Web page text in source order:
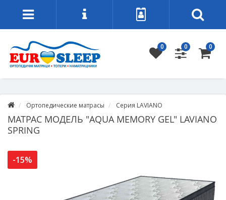
0 0 0
Ортопедические матрасы Серия LAVIANO
МАТРАС МОДЕЛЬ "AQUA MEMORY GEL" LAVIANO
SPRING
-15%